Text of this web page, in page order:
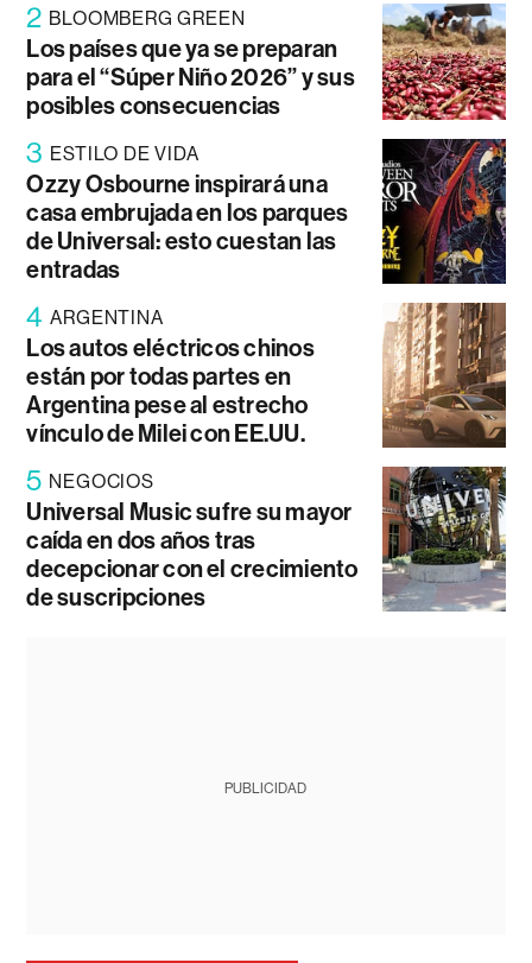
2 BLOOMBERG GREEN
Los países que ya se preparan
para el “Súper Niño 2026” y sus
posibles consecuencias
3 ESTILO DE VIDA
Ozzy Osbourne inspirará una
casa embrujada en los parques
de Universal: esto cuestan las
entradas
4 ARGENTINA
Los autos eléctricos chinos
están por todas partes en
Argentina pese al estrecho
vínculo de Milei con EE.UU.
5 NEGOCIOS
Universal Music sufre su mayor
caída en dos años tras
decepcionar con el crecimiento
de suscripciones
PUBLICIDAD